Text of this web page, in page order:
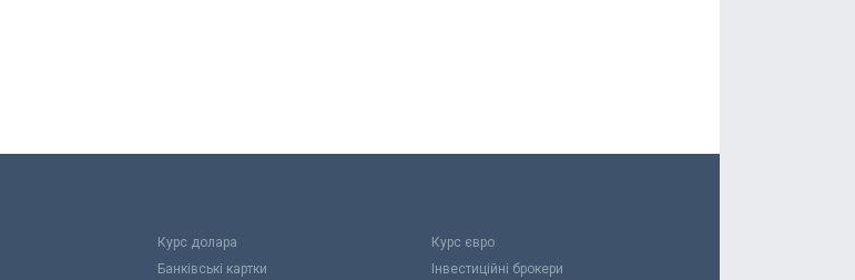
Курс долара
Курс євро
Банківські картки
Інвестиційні брокери